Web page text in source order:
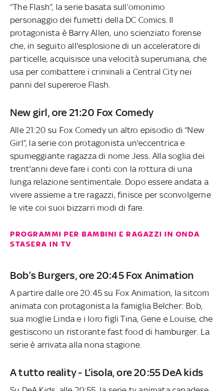
“The Flash”, la serie basata sull’omonimo
personaggio dei fumetti della DC Comics. Il
protagonista è Barry Allen, uno scienziato forense
che, in seguito all'esplosione di un acceleratore di
particelle, acquisisce una velocità superumana, che
usa per combattere i criminali a Central City nei
panni del supereroe Flash.
New girl, ore 21:20 Fox Comedy
Alle 21:20 su Fox Comedy un altro episodio di “New
Girl”, la serie con protagonista un'eccentrica e
spumeggiante ragazza di nome Jess. Alla soglia dei
trent'anni deve fare i conti con la rottura di una
lunga relazione sentimentale. Dopo essere andata a
vivere assieme a tre ragazzi, finisce per sconvolgerne
le vite coi suoi bizzarri modi di fare.
PROGRAMMI PER BAMBINI E RAGAZZI IN ONDA
STASERA IN TV
Bob’s Burgers, ore 20:45 Fox Animation
A partire dalle ore 20:45 su Fox Animation, la sitcom
animata con protagonista la famiglia Belcher: Bob,
sua moglie Linda e i loro figli Tina, Gene e Louise, che
gestiscono un ristorante fast food di hamburger. La
serie è arrivata alla nona stagione.
A tutto reality - L’isola, ore 20:55 DeA kids